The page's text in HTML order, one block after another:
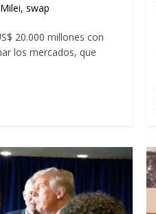
, swap
20.000 millones con
los mercados, que